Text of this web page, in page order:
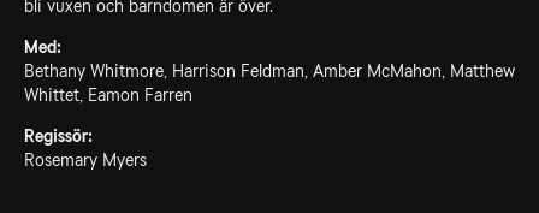
bli vuxen och barndomen är över.
Med:
Bethany Whitmore, Harrison Feldman, Amber McMahon, Matthew
Whittet, Eamon Farren
Regissör:
Rosemary Myers